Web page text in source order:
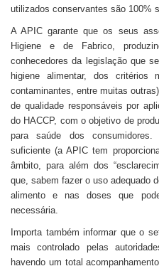
utilizados conservantes são 100%
A APIC garante que os seus
Higiene e de Fabrico,
conhecedores da legislação que
higiene alimentar, dos critérios
contaminantes, entre muitas
de qualidade responsáveis por
do HACCP, com o objetivo de
para saúde dos
suficiente (a APIC tem
âmbito, para além dos
que, sabem fazer o uso adequado
alimento e nas doses que
necessária.
Importa também informar que o
mais controlado pelas
havendo um total